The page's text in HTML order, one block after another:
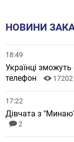
НОВИНИ
18:49
Українці
телефон
17202
17:22
Дівчата з
2